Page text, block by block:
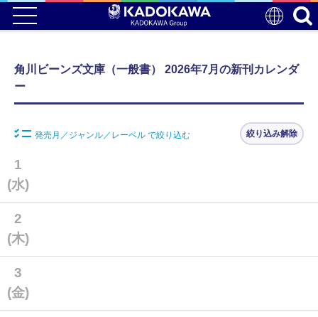
角川ビーンズ文庫（一般書） 2026年7月の新刊カレンダ
ー
発売月／ジャンル／レーベル で絞り込む 絞り込み解除
1
(水)
2
(木)
3
(金)